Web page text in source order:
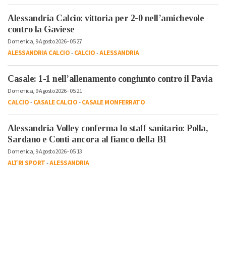
Alessandria Calcio: vittoria per 2-0 nell’amichevole
contro la Gaviese
Domenica, 9 Agosto 2026 - 05:27
ALESSANDRIA CALCIO-CALCIO-ALESSANDRIA
Casale: 1-1 nell’allenamento congiunto contro il Pavia
Domenica, 9 Agosto 2026 - 05:21
CALCIO-CASALE CALCIO-CASALE MONFERRATO
Alessandria Volley conferma lo staff sanitario: Polla,
Sardano e Conti ancora al fianco della B1
Domenica, 9 Agosto 2026 - 05:13
ALTRI SPORT-ALESSANDRIA